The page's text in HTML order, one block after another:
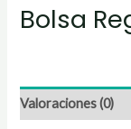
Bolsa
Valoraciones (0)